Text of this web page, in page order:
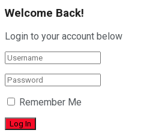
Welcome Back!
Login to your account below
Remember Me